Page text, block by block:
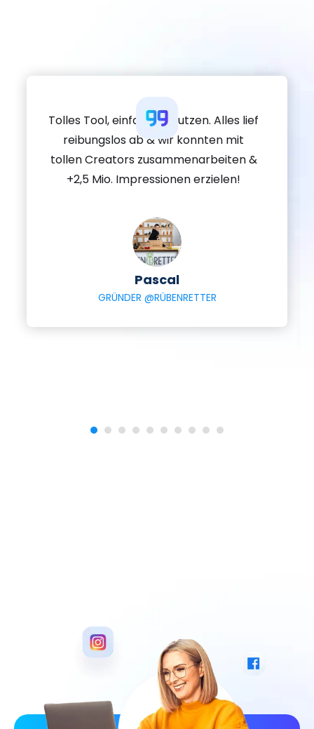
Tolles Tool, einfach zu nutzen. Alles lief
reibungslos ab & wir konnten mit
tollen Creators zusammenarbeiten &
+2,5 Mio. Impressionen erzielen!
Pascal
GRÜNDER @RÜBENRETTER